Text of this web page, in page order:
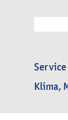
Service
Klima,